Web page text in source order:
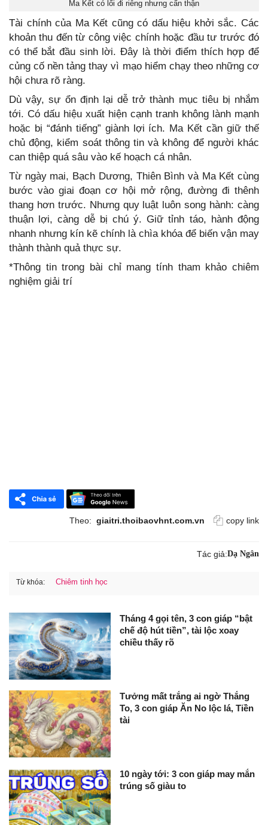
Ma Kết có lối đi riêng nhưng cẩn thận
Tài chính của Ma Kết cũng có dấu hiệu khởi sắc. Các
khoản thu đến từ công việc chính hoặc đầu tư trước đó
có thể bắt đầu sinh lời. Đây là thời điểm thích hợp để
củng cố nền tảng thay vì mạo hiểm chạy theo những cơ
hội chưa rõ ràng.
Dù vậy, sự ổn định lại dễ trở thành mục tiêu bị nhắm
tới. Có dấu hiệu xuất hiện cạnh tranh không lành mạnh
hoặc bị “đánh tiếng” giành lợi ích. Ma Kết cần giữ thế
chủ động, kiểm soát thông tin và không để người khác
can thiệp quá sâu vào kế hoạch cá nhân.
Từ ngày mai, Bạch Dương, Thiên Bình và Ma Kết cùng
bước vào giai đoạn cơ hội mở rộng, đường đi thênh
thang hơn trước. Nhưng quy luật luôn song hành: càng
thuận lợi, càng dễ bị chú ý. Giữ tỉnh táo, hành động
nhanh nhưng kín kẽ chính là chìa khóa để biến vận may
thành thành quả thực sự.
*Thông tin trong bài chỉ mang tính tham khảo chiêm
nghiệm giải trí
Theo: giaitri.thoibaovhnt.com.vn copy link
Tác giả:Dạ Ngân
Từ khóa: Chiêm tinh học
Tháng 4 gọi tên, 3 con giáp “bật
chế độ hút tiền”, tài lộc xoay
chiều thấy rõ
Tưởng mất trắng ai ngờ Thắng
To, 3 con giáp Ăn No lộc lá, Tiền
tài
10 ngày tới: 3 con giáp may mắn
trúng số giàu to